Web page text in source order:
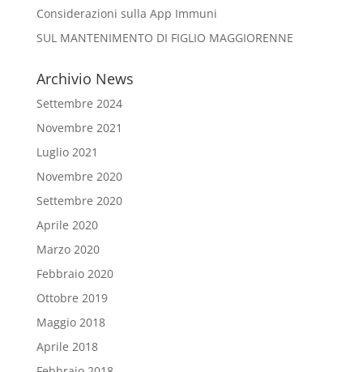
Considerazioni sulla App Immuni
SUL MANTENIMENTO DI FIGLIO MAGGIORENNE
Archivio News
Settembre 2024
Novembre 2021
Luglio 2021
Novembre 2020
Settembre 2020
Aprile 2020
Marzo 2020
Febbraio 2020
Ottobre 2019
Maggio 2018
Aprile 2018